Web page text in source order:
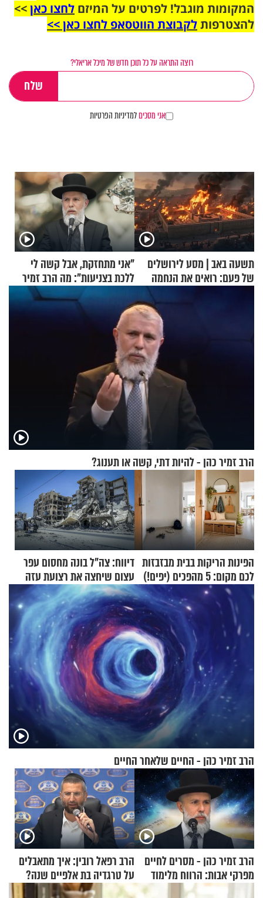
המקומות מוגבל! לפרטים על המיזם לחצו כאן>>
להצטרפותלקבוצת הווטסאפ לחצו כאן >>
רוצה התראה על כל תוכן חדש של מיכל אריאלי?
אני מסכיםלמדיניות הפרטיות
תשעה באב | מסע לירושלים
של פעם: רואים את הנחמה
"אני מתחזקת, אבל קשה לי
ללכת בצניעות": מה הרב זמיר
כהן המליץ לה לעשות?
הרב זמיר כהן - להיות דתי, קשה או תענוג?
הפינות הריקות בבית מבזבזות
לכם מקום: 5 מהפכים (יפים!)
שאפשר לעשות כבר היום
דיווח: צה"ל בונה מחסום עפר
עצום שיחצה את רצועת עזה
לשניים
הרב זמיר כהן - החיים שלאחר החיים
הרב זמיר כהן - מסרים לחיים
מפרקי אבות: הרווח מלימוד
הרב רפאל רובין: איך מתאבלים
על טרגדיה בת אלפיים שנה?